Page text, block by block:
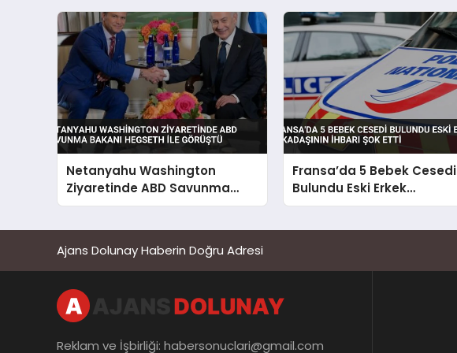
Netanyahu Washington
Ziyaretinde ABD Savunma
Bakanı Hegseth ile Görüştü
Fransa’da 5 Bebek Cesedi
Bulundu Eski Erkek
Arkadaşının İhbarı Şok Etti
Ajans Dolunay Haberin Doğru Adresi
Reklam ve İşbirliği: habersonuclari@gmail.com